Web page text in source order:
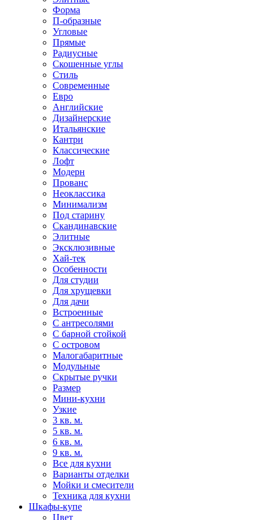
Форма
П-образные
Угловые
Прямые
Радиусные
Скошенные углы
Стиль
Современные
Евро
Английские
Дизайнерские
Итальянские
Кантри
Классические
Лофт
Модерн
Прованс
Неоклассика
Минимализм
Под старину
Скандинавские
Элитные
Эксклюзивные
Хай-тек
Особенности
Для студии
Для хрущевки
Для дачи
Встроенные
С антресолями
С барной стойкой
С островом
Малогабаритные
Модульные
Скрытые ручки
Размер
Мини-кухни
Узкие
3 кв. м.
5 кв. м.
6 кв. м.
9 кв. м.
Все для кухни
Варианты отделки
Мойки и смесители
Техника для кухни
Шкафы-купе
Цвет